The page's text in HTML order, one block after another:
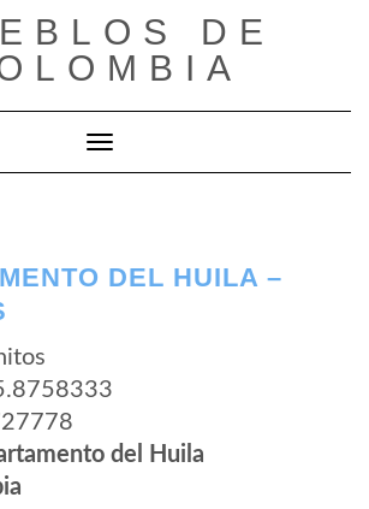
DE
Cambiar modo de navegación
DEL HUILA –
del Huila